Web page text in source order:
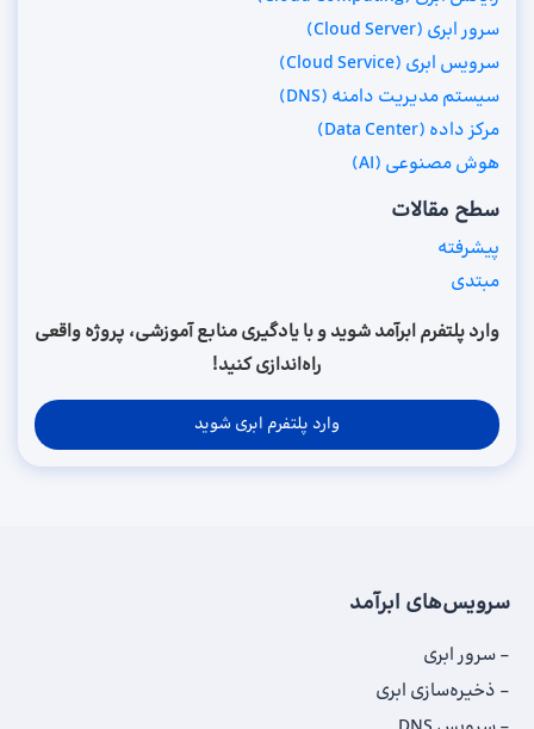
سرور ابری (Cloud Server)
سرویس ابری (Cloud Service)
سیستم مدیریت دامنه (DNS)
مرکز داده (Data Center)
هوش مصنوعی (AI)
سطح مقالات
پیشرفته
مبتدی
وارد پلتفرم ابرآمد شوید و با یادگیری منابع آموزشی، پروژه واقعی
راه‌اندازی کنید!
وارد پلتفرم ابری شوید
سرویس‌های ابرآمد
سرور ابری
ذخیره‌سازی ابری